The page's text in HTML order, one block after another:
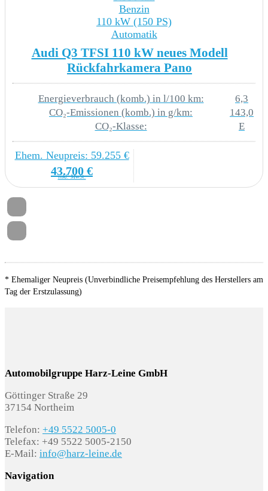
Sitzbezüge in Stoff
Sitzheizung für Vordersitze getrennt regelbar
Standard-Klimazonen
Supersportlenkrad mit Tiptronic - beheizbar
Zierleisten schwarz
2 Leseleuchten vorn2 hinten
Gepäckraumauskleidung mit Staufächern
LICHT & SICHT
Lichtverteilung
Matrix-Beam hochauflösend plus digitale
u. Leaving-home Funktion automatisch
LED-SBBR-Leuchte - Fahrtrichtungsanzeiger
animiert
Projektionsleuchte (Spiegel)
Benzin
110 kW (150 PS)
Automatik
Audi Q3 TFSI 110 kW neues Modell
Rückfahrkamera Pano
Energieverbrauch (komb.) in l/100 km:
6,3
CO₂-Emissionen (komb.) in g/km:
143,0
CO₂-Klasse:
E
Ehem. Neupreis: 59.255 €
43.700 €
inkl. MwSt.
* Ehemaliger Neupreis (Unverbindliche Preisempfehlung des Herstellers am
Tag der Erstzulassung)
Automobilgruppe Harz-Leine GmbH
Göttinger Straße 29
37154 Northeim
Telefon: +49 5522 5005-0
Telefax: +49 5522 5005-2150
E-Mail: info@harz-leine.de
Navigation